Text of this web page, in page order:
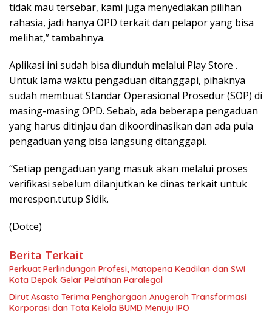
tidak mau tersebar, kami juga menyediakan pilihan
rahasia, jadi hanya OPD terkait dan pelapor yang bisa
melihat,” tambahnya.
Aplikasi ini sudah bisa diunduh melalui Play Store .
Untuk lama waktu pengaduan ditanggapi, pihaknya
sudah membuat Standar Operasional Prosedur (SOP) di
masing-masing OPD. Sebab, ada beberapa pengaduan
yang harus ditinjau dan dikoordinasikan dan ada pula
pengaduan yang bisa langsung ditanggapi.
“Setiap pengaduan yang masuk akan melalui proses
verifikasi sebelum dilanjutkan ke dinas terkait untuk
merespon.tutup Sidik.
(Dotce)
Berita Terkait
Perkuat Perlindungan Profesi, Matapena Keadilan dan SWI
Kota Depok Gelar Pelatihan Paralegal
Dirut Asasta Terima Penghargaan Anugerah Transformasi
Korporasi dan Tata Kelola BUMD Menuju IPO